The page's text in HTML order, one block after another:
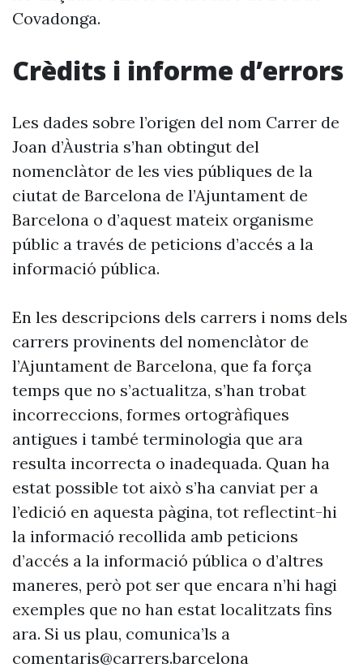
Covadonga.
Crèdits i informe d’errors
Les dades sobre l’origen del nom Carrer de
Joan d’Àustria s’han obtingut del
nomenclàtor de les vies públiques de la
ciutat de Barcelona de l’Ajuntament de
Barcelona o d’aquest mateix organisme
públic a través de peticions d’accés a la
informació pública.
En les descripcions dels carrers i noms dels
carrers provinents del nomenclàtor de
l’Ajuntament de Barcelona, que fa força
temps que no s’actualitza, s’han trobat
incorreccions, formes ortogràfiques
antigues i també terminologia que ara
resulta incorrecta o inadequada. Quan ha
estat possible tot això s’ha canviat per a
l’edició en aquesta pàgina, tot reflectint-hi
la informació recollida amb peticions
d’accés a la informació pública o d’altres
maneres, però pot ser que encara n’hi hagi
exemples que no han estat localitzats fins
ara. Si us plau, comunica’ls a
comentaris@carrers.barcelona